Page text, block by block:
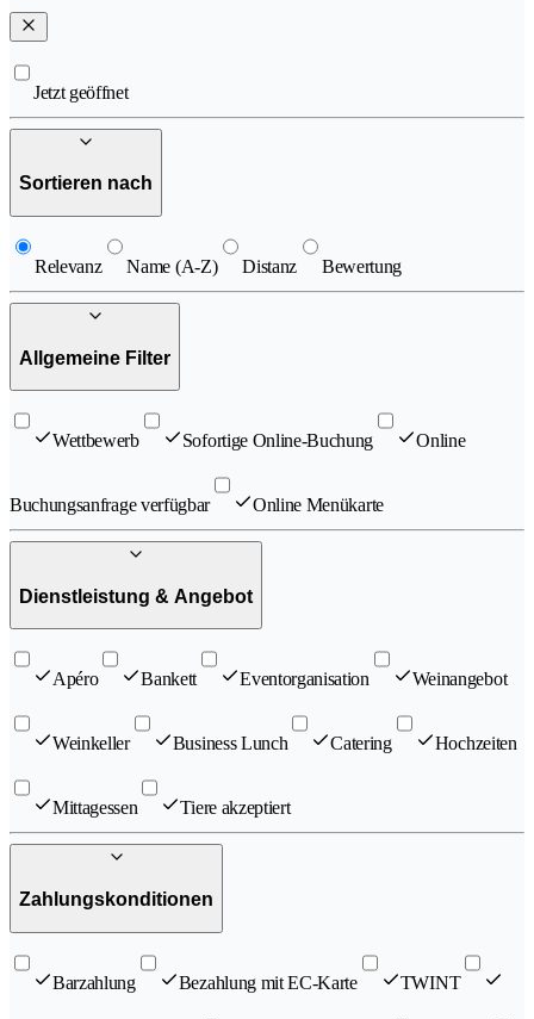
Jetzt geöffnet
Sortieren nach
Relevanz Name (A-Z) Distanz Bewertung
Allgemeine Filter
Wettbewerb Sofortige Online-Buchung Online
Buchungsanfrage verfügbar Online Menükarte
Dienstleistung & Angebot
Apéro Bankett Eventorganisation Weinangebot
Weinkeller Business Lunch Catering Hochzeiten
Mittagessen Tiere akzeptiert
Zahlungskonditionen
Barzahlung Bezahlung mit EC-Karte TWINT